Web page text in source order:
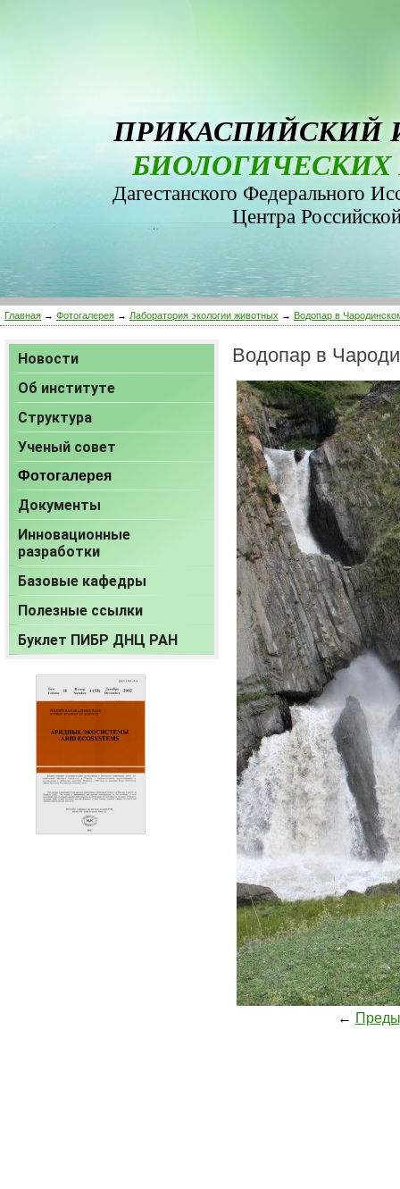
ПРИКАСПИЙСКИЙ
БИОЛОГИЧЕСКИХ
Дагестанского Федерального
Центра
Главная → Фотогалерея → Лаборатория экологии животных → Водопар в
Новости
Об институте
Структура
Ученый совет
Фотогалерея
Документы
Инновационные
разработки
Базовые кафедры
Полезные ссылки
Буклет ПИБР ДНЦ РАН
Водопар в
←